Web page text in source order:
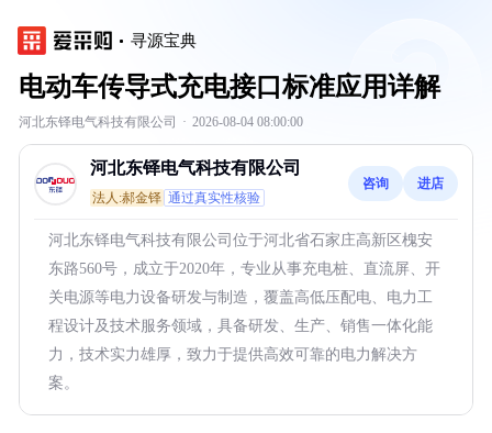
寻源宝典
电动车传导式充电接口标准应用详解
河北东铎电气科技有限公司 · 2026-08-04 08:00:00
河北东铎电气科技有限公司
法人:郝金铎 通过真实性核验
咨询 进店
河北东铎电气科技有限公司位于河北省石家庄高新区槐安
东路560号，成立于2020年，专业从事充电桩、直流屏、开
关电源等电力设备研发与制造，覆盖高低压配电、电力工
程设计及技术服务领域，具备研发、生产、销售一体化能
力，技术实力雄厚，致力于提供高效可靠的电力解决方
案。